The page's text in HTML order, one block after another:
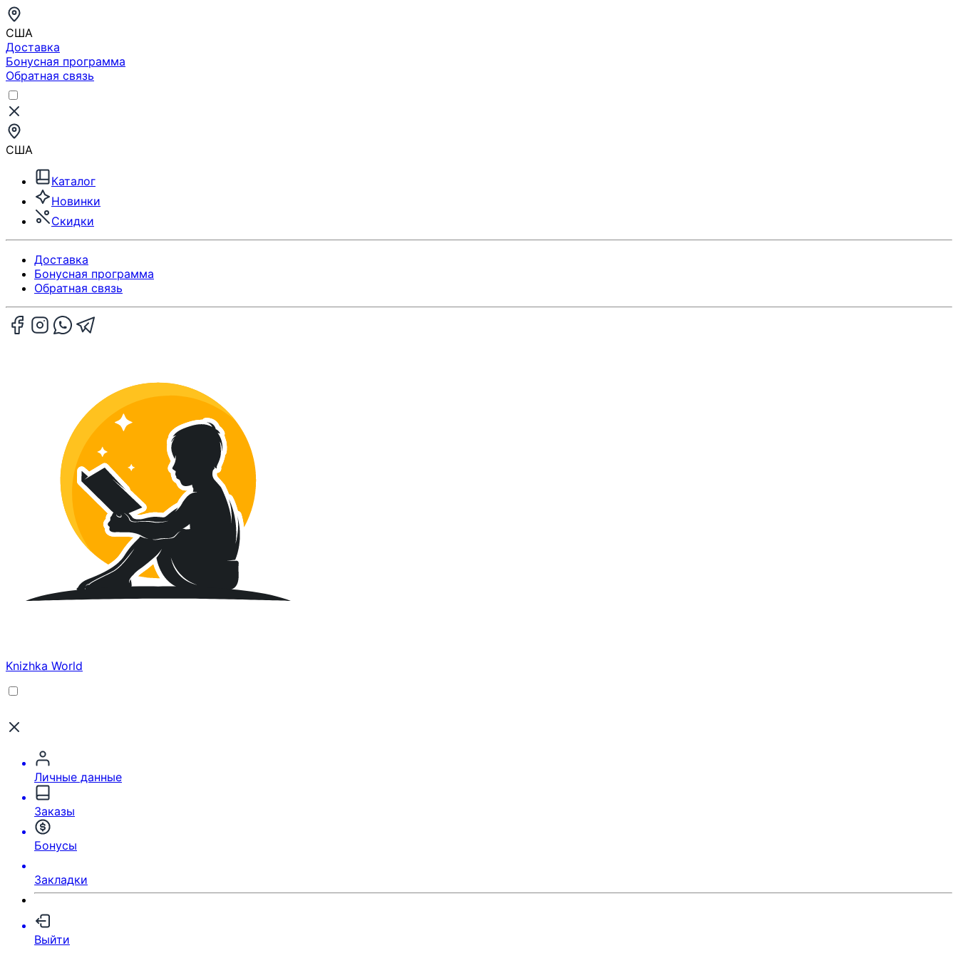
США
Доставка
Бонусная программа
Обратная связь
США
Каталог
Новинки
Скидки
Доставка
Бонусная программа
Обратная связь
Knizhka World
Личные данные
Заказы
Бонусы
Закладки
Выйти